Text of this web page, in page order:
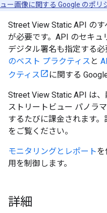
ュー画像に関する Google のポリ
Street View Static API の
が必要です。API のセキュ
デジタル署名も指定する必
のベスト プラクティス と
クティス
に関する
Street View Static API は
ストリートビュー パノラ
するたびに課金されます。
をご覧ください。
モニタリングとレポートを
用を制御します。
詳細